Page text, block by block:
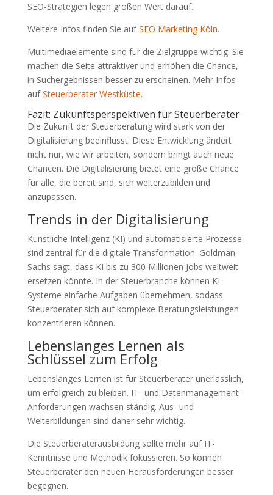
SEO-Strategien legen großen Wert darauf.
Weitere Infos finden Sie aufSEO Marketing Köln.
Multimediaelemente sind für die Zielgruppe wichtig. Sie
machen die Seite attraktiver und erhöhen die Chance,
in Suchergebnissen besser zu erscheinen. Mehr Infos
aufSteuerberater Westküste.
Fazit: Zukunftsperspektiven für Steuerberater
Die Zukunft der Steuerberatung wird stark von der
Digitalisierung beeinflusst. Diese Entwicklung ändert
nicht nur, wie wir arbeiten, sondern bringt auch neue
Chancen. Die Digitalisierung bietet eine große Chance
für alle, die bereit sind, sich weiterzubilden und
anzupassen.
Trends in der Digitalisierung
Künstliche Intelligenz (KI) und automatisierte Prozesse
sind zentral für die digitale Transformation. Goldman
Sachs sagt, dass KI bis zu 300 Millionen Jobs weltweit
ersetzen könnte. In der Steuerbranche können KI-
Systeme einfache Aufgaben übernehmen, sodass
Steuerberater sich auf komplexe Beratungsleistungen
konzentrieren können.
Lebenslanges Lernen als
Schlüssel zum Erfolg
Lebenslanges Lernen ist für Steuerberater unerlässlich,
um erfolgreich zu bleiben. IT- und Datenmanagement-
Anforderungen wachsen ständig. Aus- und
Weiterbildungen sind daher sehr wichtig.
Die Steuerberaterausbildung sollte mehr auf IT-
Kenntnisse und Methodik fokussieren. So können
Steuerberater den neuen Herausforderungen besser
begegnen.